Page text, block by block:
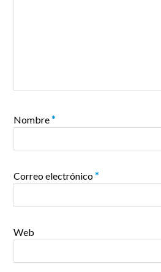
Nombre*
Correo electrónico*
Web